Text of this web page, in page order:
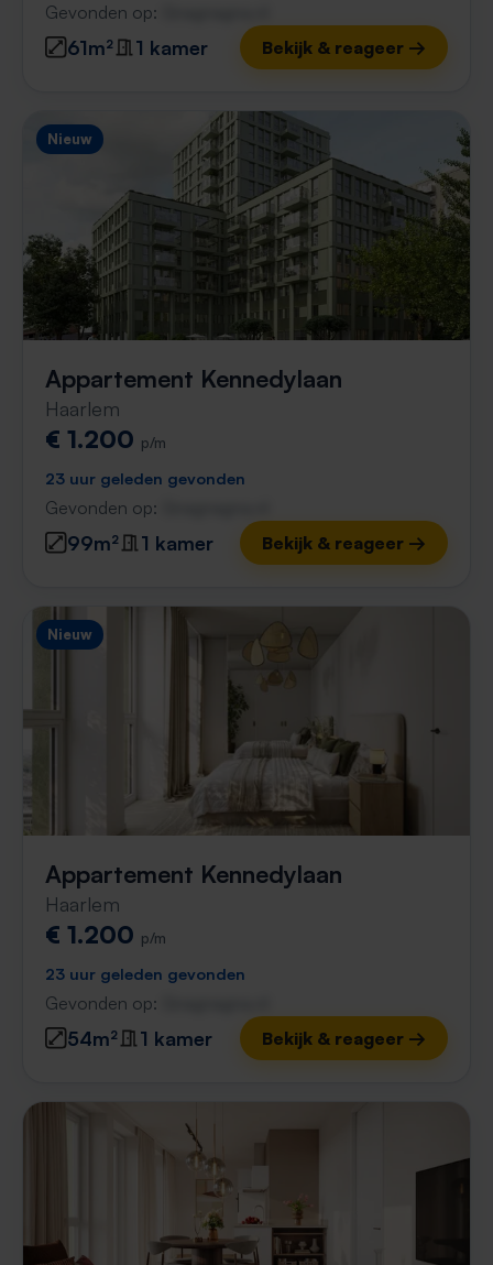
Gevonden op:
61m² 1 kamer Bekijk & reageer →
Nieuw
Appartement Kennedylaan
Haarlem
€ 1.200 p/m
23 uur geleden gevonden
Gevonden op:
99m² 1 kamer Bekijk & reageer →
Nieuw
Appartement Kennedylaan
Haarlem
€ 1.200 p/m
23 uur geleden gevonden
Gevonden op:
54m² 1 kamer Bekijk & reageer →